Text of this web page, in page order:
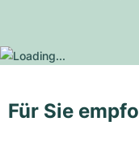
Für Sie